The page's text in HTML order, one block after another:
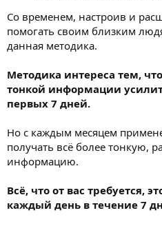
Со временем, настроив и
помогать своим близким
данная методика.
Методика интереса тем,
тонкой информации
первых 7 дней.
Но с каждым месяцем
получать всё более тонкую,
информацию.
Всё, что от вас требуется,
каждый день в течение 7